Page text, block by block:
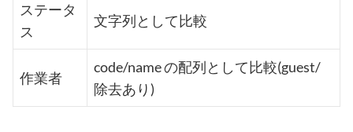
ステータ
ス
文字列として比較
作業者
code/name の配列として比較(guest/
除去あり)